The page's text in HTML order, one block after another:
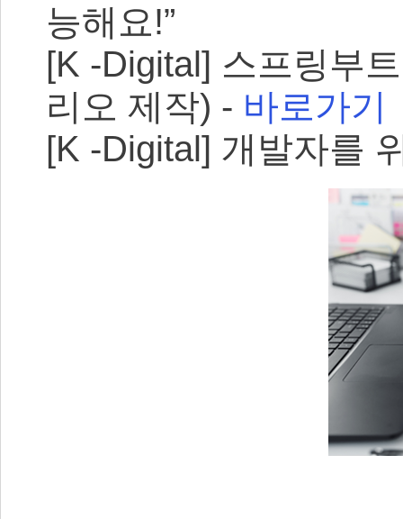
능해요!”
[K -Digital] 스프링부
리오 제작) - 바로가기
[K -Digital] 개발자를